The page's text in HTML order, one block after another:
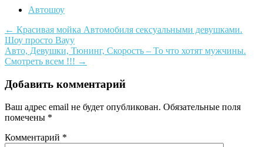
Автошоу
Post
navigation
← Красивая мойка Автомобиля сексуальными девушками.
Шоу просто Вауу
Авто, Девушки, Тюнинг, Скорость – То что хотят мужчины.
Смотреть всем !!! →
Добавить комментарий
Ваш адрес email не будет опубликован. Обязательные поля
помечены *
Комментарий *